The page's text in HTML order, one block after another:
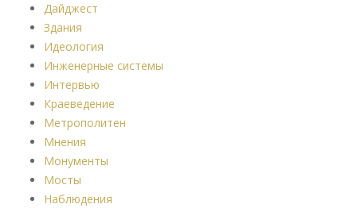
Дайджест
Здания
Идеология
Инженерные системы
Интервью
Краеведение
Метрополитен
Мнения
Монументы
Мосты
Наблюдения